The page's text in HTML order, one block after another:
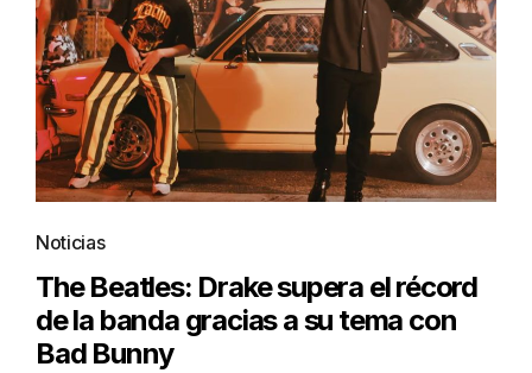
Noticias
The Beatles: Drake supera el récord
de la banda gracias a su tema con
Bad Bunny